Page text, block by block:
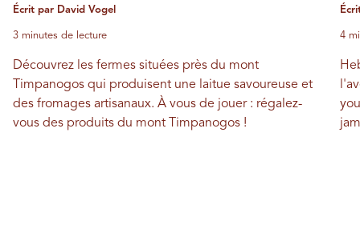
Écrit par David Vogel
3 minutes de lecture
Découvrez les fermes situées près du mont
Timpanogos qui produisent une laitue savoureuse et
des fromages artisanaux. À vous de jouer : régalez-
vous des produits du mont Timpanogos !
4